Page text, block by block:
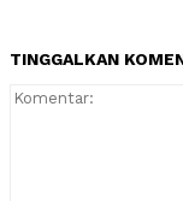
TINGGALKAN